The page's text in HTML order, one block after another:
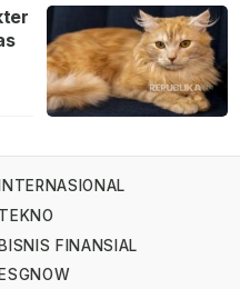
INTERNASIONAL
TEKNO
FINANSIAL
ESGNOW